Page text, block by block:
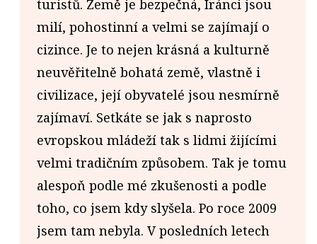
turistů. Země je bezpečná, Íránci jsou
milí, pohostinní a velmi se zajímají o
cizince. Je to nejen krásná a kulturně
neuvěřitelně bohatá země, vlastně i
civilizace, její obyvatelé jsou nesmírně
zajímaví. Setkáte se jak s naprosto
evropskou mládeží tak s lidmi žijícími
velmi tradičním způsobem. Tak je tomu
alespoň podle mé zkušenosti a podle
toho, co jsem kdy slyšela. Po roce 2009
jsem tam nebyla. V posledních letech